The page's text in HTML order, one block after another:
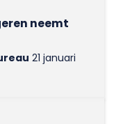
neemt
21 januari